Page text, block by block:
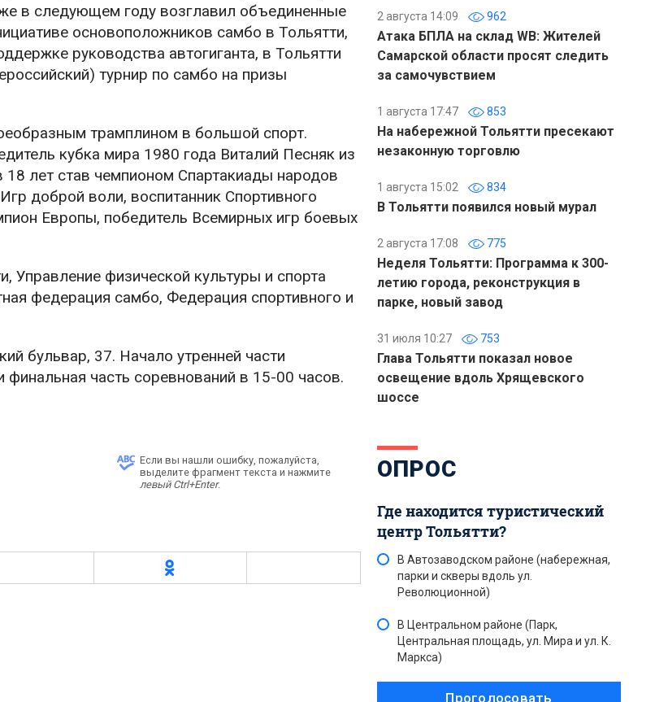
в следующем году возглавил объединенные
основоположников самбо в Тольятти,
руководства автогиганта, в Тольятти
турнир по самбо на призы
трамплином в большой спорт.
кубка мира 1980 года Виталий Песняк из
лет став чемпионом Спартакиады народов
доброй воли, воспитанник Спортивного
Европы, победитель Всемирных игр боевых
Управление физической культуры и спорта
федерация самбо, Федерация спортивного и
бульвар, 37. Начало утренней части
часть соревнований в 15-00 часов.
Если вы нашли ошибку, пожалуйста,
выделите фрагмент текста и нажмите
левый Ctrl+Enter.
2 августа 14:09 962
Атака БПЛА на склад WB: Жителей
Самарской области просят следить
за самочувствием
1 августа 17:47 853
На набережной Тольятти пресекают
незаконную торговлю
1 августа 15:02 834
В Тольятти появился новый мурал
2 августа 17:08 775
Неделя Тольятти: Программа к 300-
летию города, реконструкция в
парке, новый завод
31 июля 10:27 753
Глава Тольятти показал новое
освещение вдоль Хрящевского
шоссе
ОПРОС
Где находится туристический
центр Тольятти?
В Автозаводском районе (набережная,
парки и скверы вдоль ул.
Революционной)
В Центральном районе (Парк,
Центральная площадь, ул. Мира и ул. К.
Маркса)